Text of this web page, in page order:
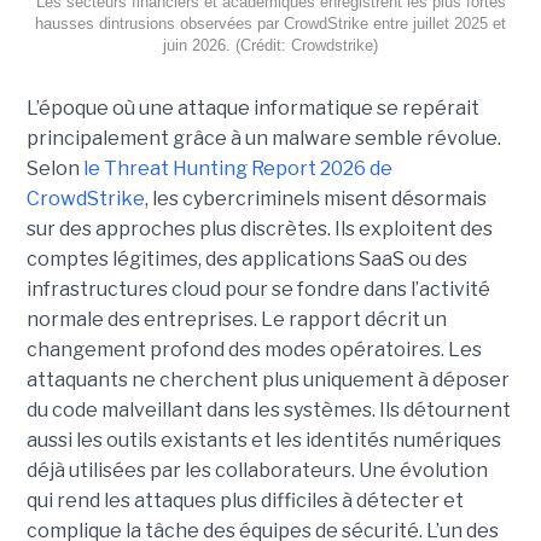
hausses dintrusions observées par CrowdStrike entre juillet 2025 et
juin 2026. (Crédit: Crowdstrike)
L’époque où une attaque informatique se repérait
principalement grâce à un malware semble révolue.
Selon le Threat Hunting Report 2026 de
CrowdStrike, les cybercriminels misent désormais
sur des approches plus discrètes. Ils exploitent des
comptes légitimes, des applications SaaS ou des
infrastructures cloud pour se fondre dans l’activité
normale des entreprises. Le rapport décrit un
changement profond des modes opératoires. Les
attaquants ne cherchent plus uniquement à déposer
du code malveillant dans les systèmes. Ils détournent
aussi les outils existants et les identités numériques
déjà utilisées par les collaborateurs. Une évolution
qui rend les attaques plus difficiles à détecter et
complique la tâche des équipes de sécurité. L’un des